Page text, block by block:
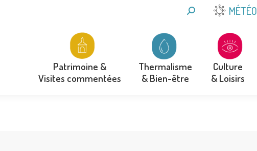
RECHERCHEMÉTÉO
Patrimoine &
Visites commentées
Thermalisme
& Bien-être
Culture
& Loisirs
Patrimoine &
Visites commentées
Thermalisme
& Bien-être
Culture
& Loisirs